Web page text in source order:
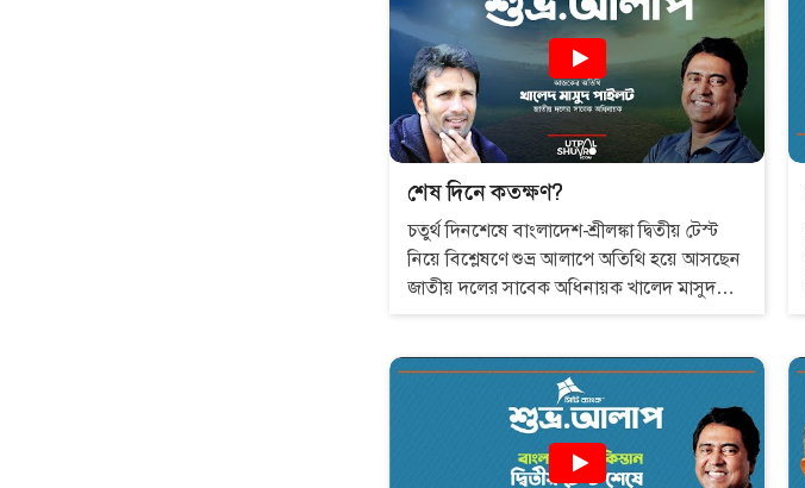
শেষ দিনে কতক্ষণ?
চতুর্থ দিনশেষে বাংলাদেশ-শ্রীলঙ্কা দ্বিতীয় টেস্ট
নিয়ে বিশ্লেষণে শুভ্র আলাপে অতিথি হয়ে আসছেন
জাতীয় দলের সাবেক অধিনায়ক খালেদ মাসুদ